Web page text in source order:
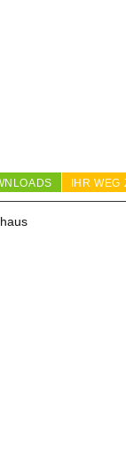
IHR WEG